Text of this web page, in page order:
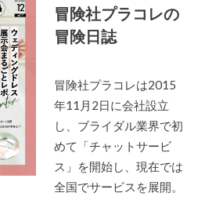
冒険社プラコレの
冒険日誌
冒険社プラコレは2015
年11月2日に会社設立
し、ブライダル業界で初
めて「チャットサービ
ス」を開始し、現在では
全国でサービスを展開。